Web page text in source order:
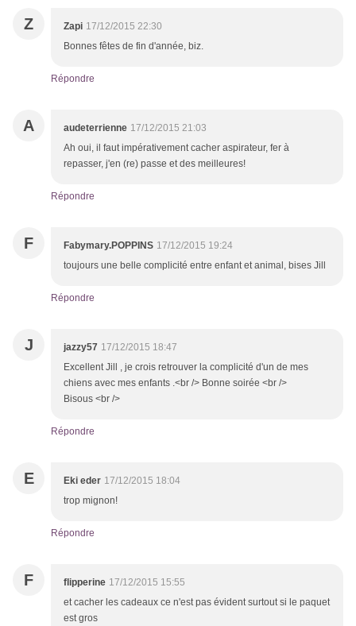
Z Zapi 17/12/2015 22:30
Bonnes fêtes de fin d'année, biz.
Répondre
A audeterrienne 17/12/2015 21:03
Ah oui, il faut impérativement cacher aspirateur, fer à
repasser, j'en (re) passe et des meilleures!
Répondre
F Fabymary.POPPINS 17/12/2015 19:24
toujours une belle complicité entre enfant et animal, bises Jill
Répondre
J jazzy57 17/12/2015 18:47
Excellent Jill , je crois retrouver la complicité d'un de mes
chiens avec mes enfants .<br /> Bonne soirée <br />
Bisous <br />
Répondre
E Eki eder 17/12/2015 18:04
trop mignon!
Répondre
F flipperine 17/12/2015 15:55
et cacher les cadeaux ce n'est pas évident surtout si le paquet
est gros